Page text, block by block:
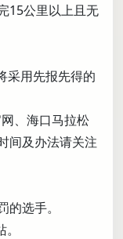
15公里以上且无
采用先报先得的
、海口马拉松
间及办法请关注
选手。